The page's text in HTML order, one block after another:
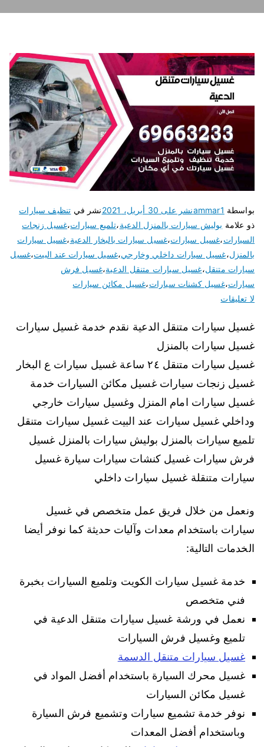
بواسطة ammar1نشر على 30 أبريل، 2021 نشر في تنظيف سيارات
ذو علامة بوليش سيارات بالمنزل الدعية،تلميع سيارات،غسيل زنجات
السيارات،غسيل سيارات،غسيل سيارات بالبخار الدعية،غسيل سيارات
بالمنزل،غسيل سيارات داخلي وخارجي،غسيل سيارات عند البيت،غسيل
سيارات متنقل،غسيل سيارات متنقل الدعية،غسيل فرش
سيارات،غسيل كشنات سيارات،غسيل مكائن سيارات
لا تعليقات
غسيل سيارات متنقل الدعية نقدم خدمة غسيل سيارات
غسيل سيارات بالمنزل
غسيل سيارات متنقل ٢٤ ساعة غسيل سيارات ع البخار
غسيل زنجات سيارات غسيل مكائن السيارات خدمة
غسيل سيارات امام المنزل وغسيل سيارات خارجي
وداخلي غسيل سيارات عند البيت غسيل سيارات متنقل
تلميع سيارات بالمنزل بوليش سيارات بالمنزل غسيل
فرش سيارات غسيل كنشات سيارات سيارة غسيل
سيارات متنقلة غسيل سيارات داخلي
ونعمل من خلال فريق عمل متخصص في غسيل
سيارات باستخدام معدات وآليات حديثة كما نوفر أيضا
الخدمات التالية:
خدمة غسيل سيارات الكويت وتلميع السيارات بخبرة
فني متخصص
نعمل في ورشة غسيل سيارات متنقل الدعية في
تلميع وغسيل فرش السيارات
غسيل سيارات متنقل الدسمة
غسيل محرك السيارة باستخدام أفضل المواد في
غسيل مكائن السيارات
نوفر خدمة تشميع سيارات وتشميع فرش السيارة
وباستخدام أفضل المعدات